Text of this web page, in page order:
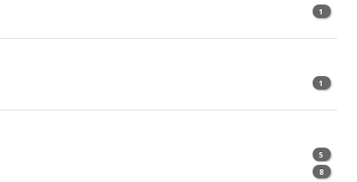
1
1
5
8